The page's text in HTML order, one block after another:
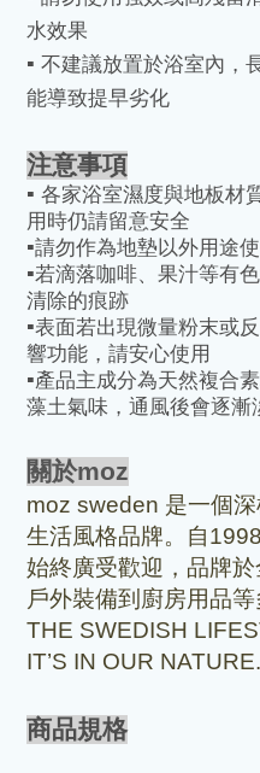
水效果
▪️ 不建議放置於浴室內，
能導致提早劣化
注意事項
▪️ 各家浴室濕度與地板材
用時仍請留意安全
▪️請勿作為地墊以外用途
▪️若滴落咖啡、果汁等有
清除的痕跡
▪️表面若出現微量粉末或
響功能，請安心使用
▪️產品主成分為天然複合
藻土氣味，通風後會逐漸
關於moz
moz sweden 是一個
生活風格品牌。自1998
始終廣受歡迎，品牌
戶外裝備到廚房用品等
THE SWEDISH
IT’S IN OUR NATURE.
商品規格